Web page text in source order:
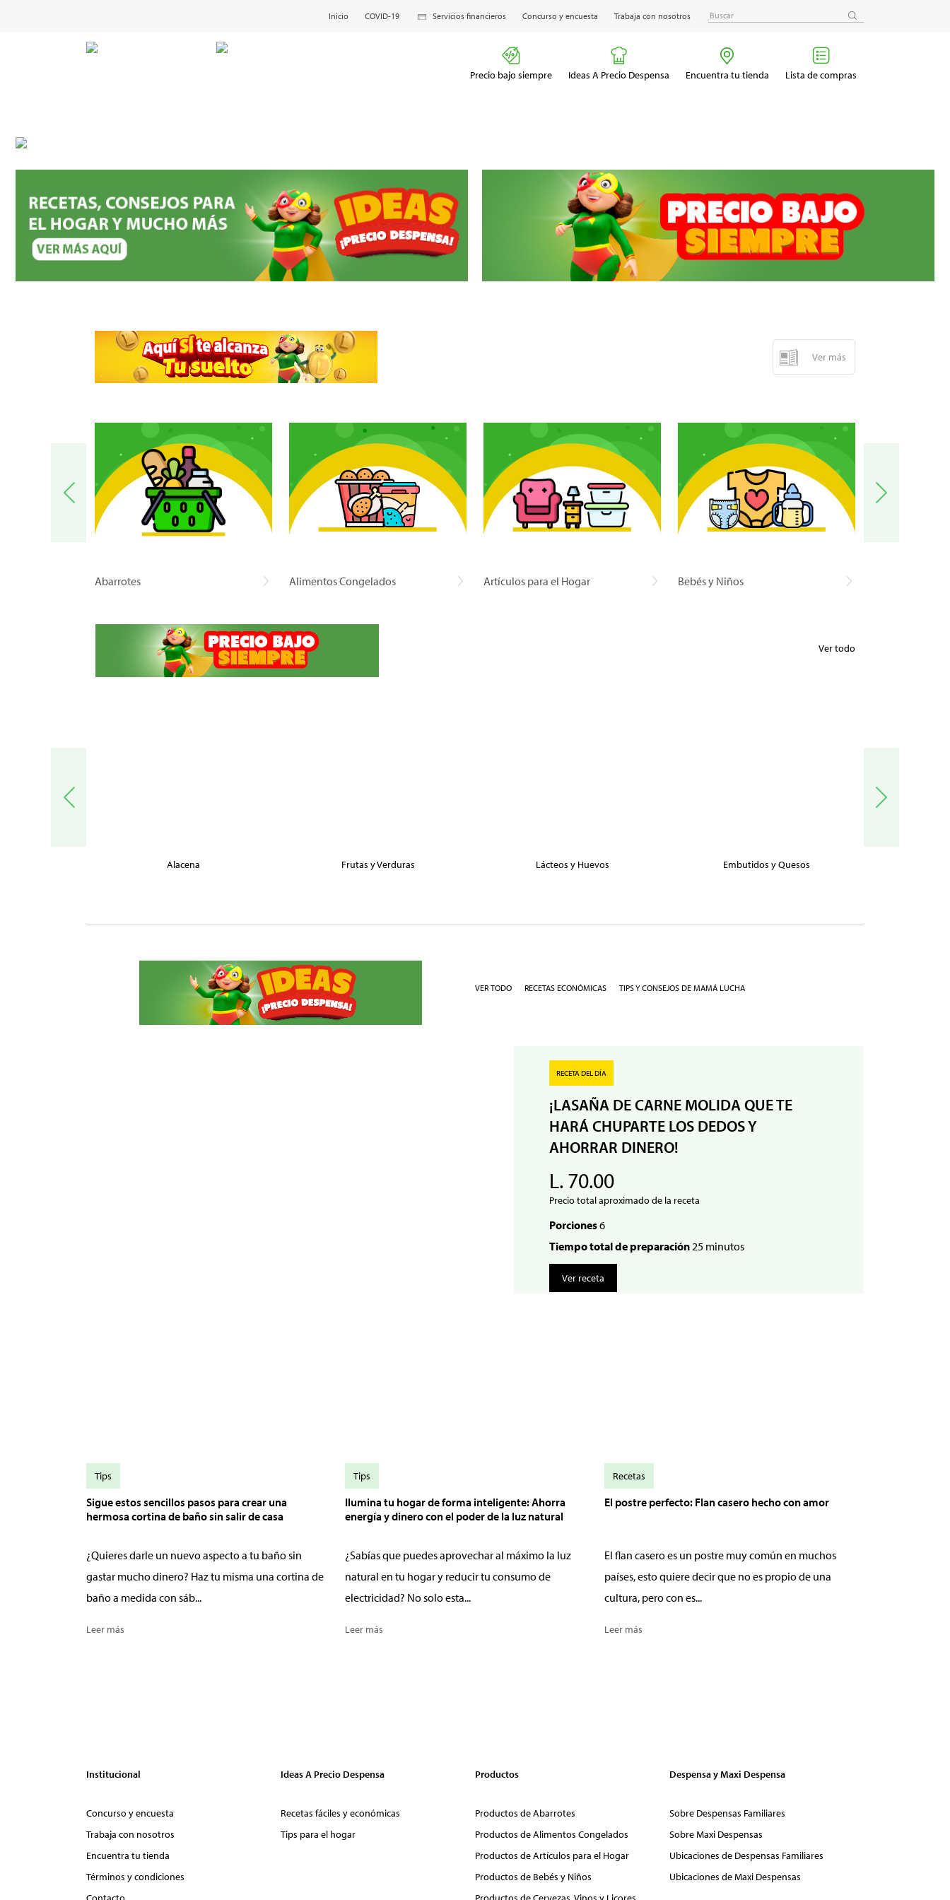
Inicio COVID-19 Servicios financieros Concurso y encuesta Trabaja con nosotros
Precio bajo siempre Ideas A Precio Despensa Encuentra tu tienda Lista de compras
Ver más
Abarrotes Alimentos Congelados Artículos para el Hogar Bebés y Niños
Ver todo
Alacena Frutas y Verduras Lácteos y Huevos Embutidos y Quesos
VER TODO RECETAS ECONÓMICAS TIPS Y CONSEJOS DE MAMÁ LUCHA
RECETA DEL DÍA
¡LASAÑA DE CARNE MOLIDA QUE TE
HARÁ CHUPARTE LOS DEDOS Y
AHORRAR DINERO!
L. 70.00
Precio total aproximado de la receta
Porciones6
Tiempo total de preparación 25 minutos
Ver receta
Sigue estos sencillos pasos para crear una
hermosa cortina de baño sin salir de casa
¿Quieres darle un nuevo aspecto a tu baño sin
gastar mucho dinero? Haz tu misma una cortina de
baño a medida con sáb...
Leer más
Tips
Ilumina tu hogar de forma inteligente: Ahorra
energía y dinero con el poder de la luz natural
¿Sabías que puedes aprovechar al máximo la luz
natural en tu hogar y reducir tu consumo de
electricidad? No solo esta...
Leer más
Tips
El postre perfecto: Flan casero hecho con amor
El flan casero es un postre muy común en muchos
países, esto quiere decir que no es propio de una
cultura, pero con es...
Leer más
Recetas
Institucional
Concurso y encuesta
Trabaja con nosotros
Encuentra tu tienda
Términos y condiciones
Ideas A Precio Despensa
Recetas fáciles y económicas
Tips para el hogar
Productos
Productos de Abarrotes
Productos de Alimentos Congelados
Productos de Artículos para el Hogar
Productos de Bebés y Niños
Despensa y Maxi Despensa
Sobre Despensas Familiares
Sobre Maxi Despensas
Ubicaciones de Despensas Familiares
Ubicaciones de Maxi Despensas